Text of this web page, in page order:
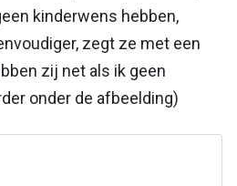
kinderwens hebben,
zegt ze met een
zij net als ik geen
onder de afbeelding)